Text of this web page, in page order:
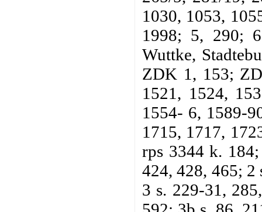
1030, 1053,
1998; 5, 290;
Wuttke,
ZDK 1, 153;
1521, 1524,
1554- 6, 1589-
1715, 1717,
rps 3344 k.
424, 428, 465; 2
3 s. 229-31,